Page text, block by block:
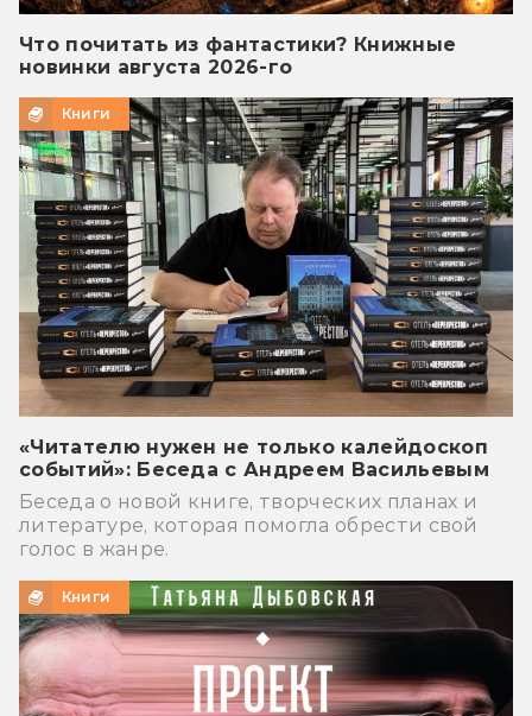
Что почитать из фантастики? Книжные
новинки августа 2026-го
Книги
«Читателю нужен не только калейдоскоп
событий»: Беседа с Андреем Васильевым
Беседа о новой книге, творческих планах и
литературе, которая помогла обрести свой
голос в жанре.
Книги